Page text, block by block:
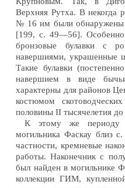
Верхняя Рутха. В некогда
№ 16 им были обнаружены
[199, с. 49—56]. Особенно
бронзовые булавки с
навершиями, украшенные
Такие булавки
навершием в виде
характерны для районов
костюмом
половины II тысячелетия до
К этому же периоду
могильника Фаскау близ
частности, кремневые
работы. Наконечник с
был найден в могильнике
коллекции ГИМ,